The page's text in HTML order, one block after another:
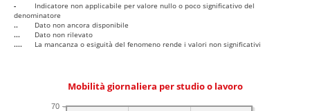
-
Indicatore non applicabile per valore nullo o poco significativo del
denominatore
..
Dato non ancora disponibile
...
Dato non rilevato
....
La mancanza o esiguità del fenomeno rende i valori non significativi
Mobilità giornaliera per studio o lavoro
70